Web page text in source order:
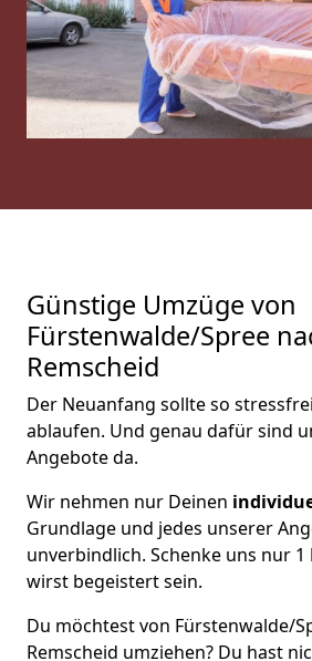
Günstige Umzüge von
Fürstenwalde/Spree
Remscheid
Der Neuanfang sollte so
ablaufen. Und genau dafür sind
Angebote da.
Wir nehmen nur Deinen
Grundlage und jedes unserer
unverbindlich. Schenke uns nur 1
wirst begeistert sein.
Du möchtest von Fürstenwalde/
Remscheid umziehen? Du hast